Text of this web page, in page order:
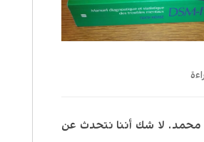
محمد. لا شك أننا نتحدث عن